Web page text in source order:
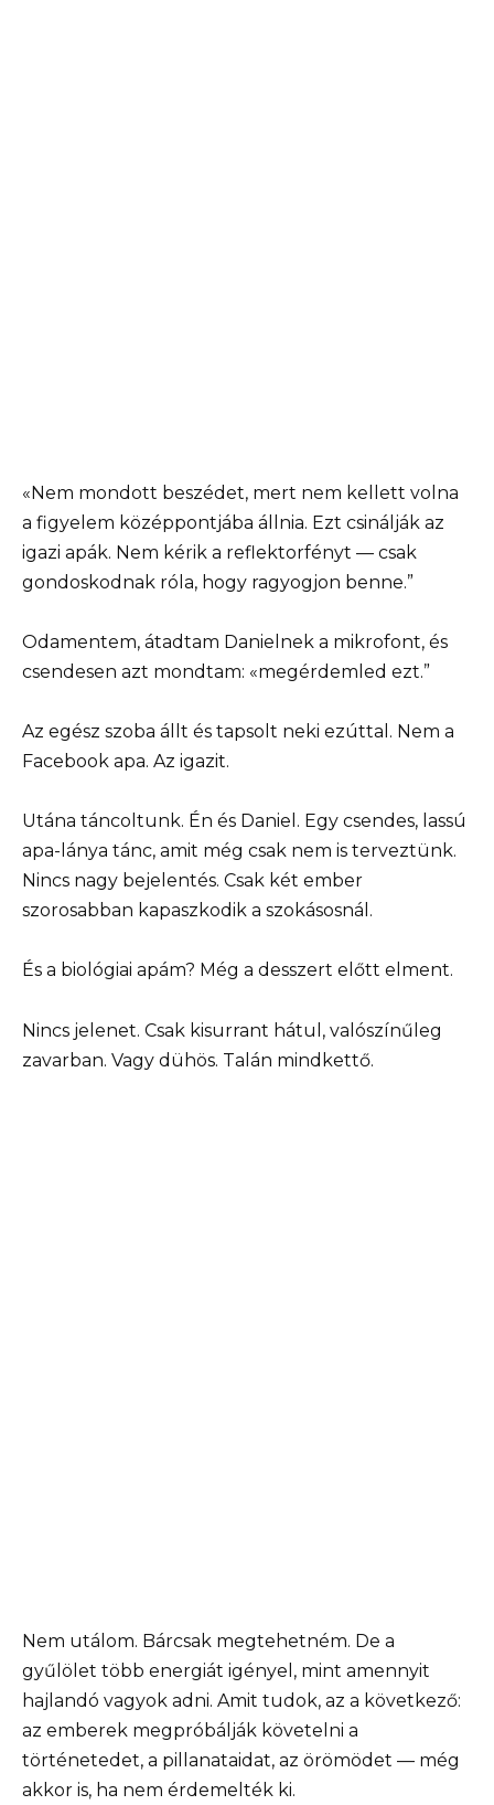
«Nem mondott beszédet, mert nem kellett volna
a figyelem középpontjába állnia. Ezt csinálják az
igazi apák. Nem kérik a reflektorfényt — csak
gondoskodnak róla, hogy ragyogjon benne.”
Odamentem, átadtam Danielnek a mikrofont, és
csendesen azt mondtam: «megérdemled ezt.”
Az egész szoba állt és tapsolt neki ezúttal. Nem a
Facebook apa. Az igazit.
Utána táncoltunk. Én és Daniel. Egy csendes, lassú
apa-lánya tánc, amit még csak nem is terveztünk.
Nincs nagy bejelentés. Csak két ember
szorosabban kapaszkodik a szokásosnál.
És a biológiai apám? Még a desszert előtt elment.
Nincs jelenet. Csak kisurrant hátul, valószínűleg
zavarban. Vagy dühös. Talán mindkettő.
Nem utálom. Bárcsak megtehetném. De a
gyűlölet több energiát igényel, mint amennyit
hajlandó vagyok adni. Amit tudok, az a következő:
az emberek megpróbálják követelni a
történetedet, a pillanataidat, az örömödet — még
akkor is, ha nem érdemelték ki.